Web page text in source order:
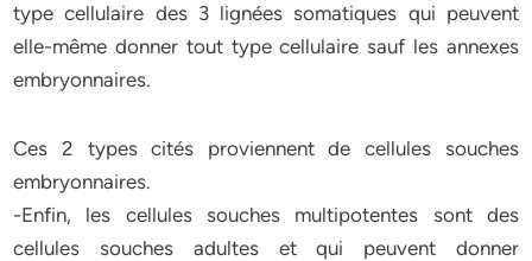
type cellulaire des 3 lignées somatiques qui peuvent
elle-même donner tout type cellulaire sauf les annexes
embryonnaires.
Ces 2 types cités proviennent de cellules souches
embryonnaires.
-Enfin, les cellules souches multipotentes sont des
cellules souches adultes et qui peuvent donner